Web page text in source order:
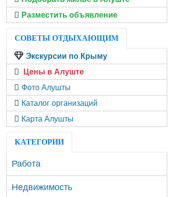
Разместить объявление
СОВЕТЫ ОТДЫХАЮЩИМ
Экскурсии по Крыму
Цены в Алуште
Фото Алушты
Каталог организаций
Карта Алушты
КАТЕГОРИИ
Работа
Недвижимость